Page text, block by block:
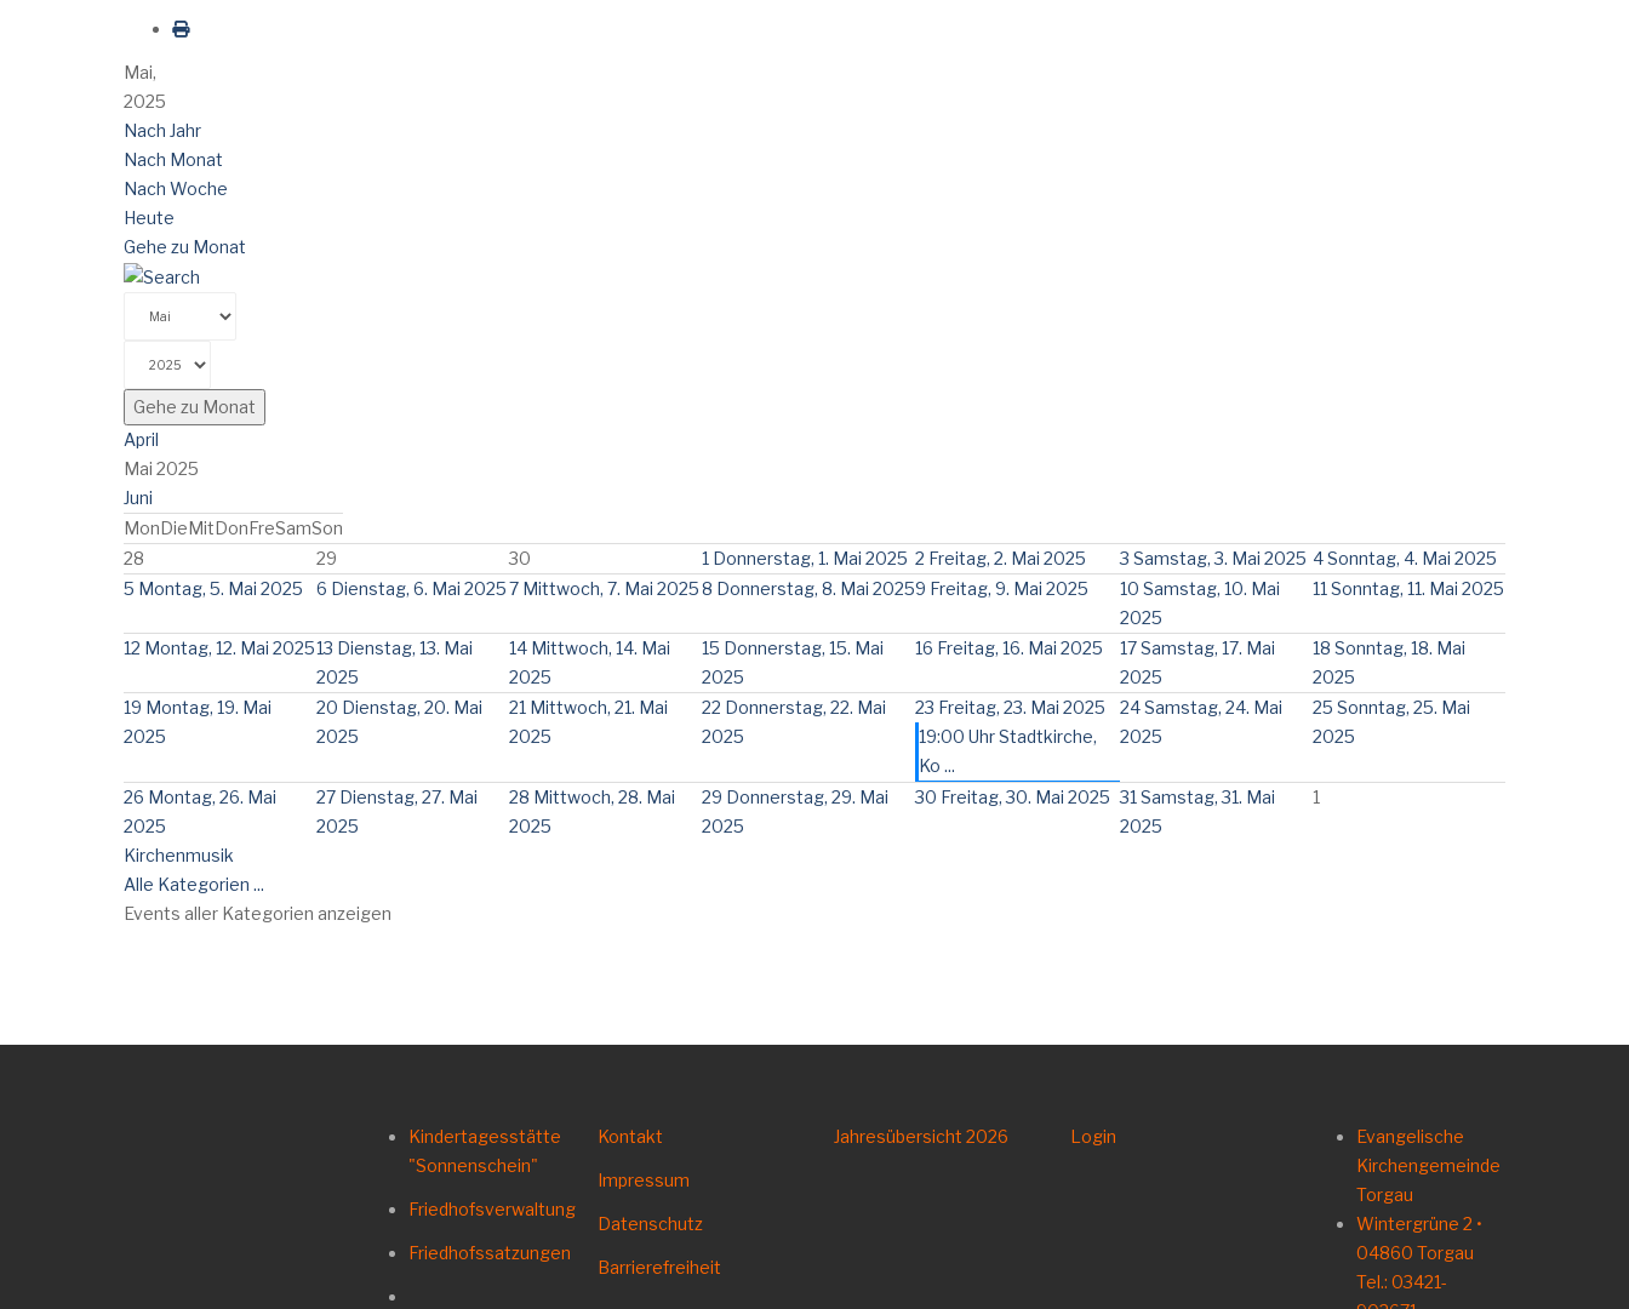
Mai,
2025
Nach Jahr
Nach Monat
Nach Woche
Heute
Gehe zu Monat
Gehe zu Monat
April
Mai 2025
Juni
MonDieMitDonFreSamSon
28
29 30 1 Donnerstag, 1. Mai 2025 2 Freitag, 2. Mai 2025 3 Samstag, 3. Mai 2025 4Sonntag, 4. Mai 2025
5 Montag, 5. Mai 2025 6 Dienstag, 6. Mai 20257 Mittwoch, 7. Mai 20258 Donnerstag, 8. Mai 20259 Freitag, 9. Mai 2025 10 Samstag, 10. Mai
2025
11 Sonntag, 11. Mai 2025
12 Montag, 12. Mai 202513 Dienstag, 13. Mai
2025
14 Mittwoch, 14. Mai
2025
15 Donnerstag, 15. Mai
2025
16 Freitag, 16. Mai 2025 17Samstag, 17. Mai
2025
18 Sonntag, 18. Mai
2025
19 Montag, 19. Mai
2025
20 Dienstag, 20. Mai
2025
21 Mittwoch, 21. Mai
2025
22 Donnerstag, 22. Mai
2025
23 Freitag, 23. Mai 2025
19:00 Uhr Stadtkirche,
Ko ...
24Samstag, 24. Mai
2025
25 Sonntag, 25. Mai
2025
26 Montag, 26. Mai
2025
27 Dienstag, 27. Mai
2025
28 Mittwoch, 28. Mai
2025
29 Donnerstag, 29. Mai
2025
30 Freitag, 30. Mai 2025 31 Samstag, 31. Mai
2025
1
Kirchenmusik
Alle Kategorien ...
Events aller Kategorien anzeigen
Kindertagesstätte
"Sonnenschein"
Friedhofsverwaltung
Friedhofssatzungen
Kontakt
Impressum
Datenschutz
Barrierefreiheit
Jahresübersicht 2026 Login
Evangelische
Kirchengemeinde
Torgau
Wintergrüne 2 •
04860 Torgau
Tel.: 03421-